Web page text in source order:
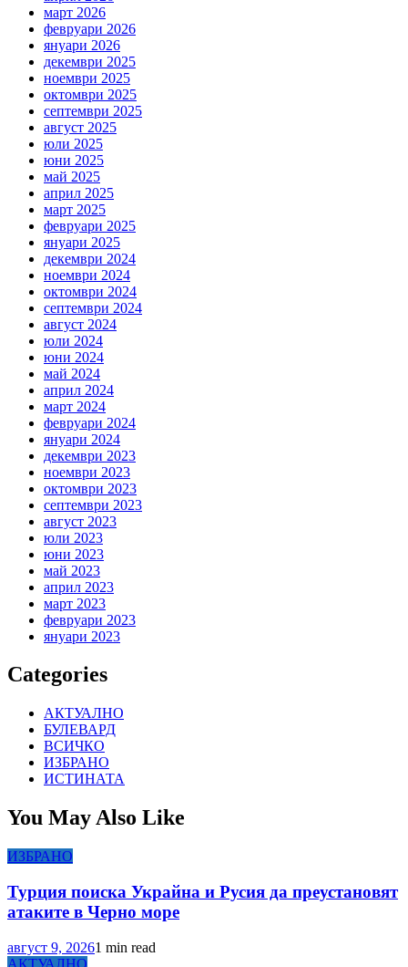
март 2026
февруари 2026
януари 2026
декември 2025
ноември 2025
октомври 2025
септември 2025
август 2025
юли 2025
юни 2025
май 2025
април 2025
март 2025
февруари 2025
януари 2025
декември 2024
ноември 2024
октомври 2024
септември 2024
август 2024
юли 2024
юни 2024
май 2024
април 2024
март 2024
февруари 2024
януари 2024
декември 2023
ноември 2023
октомври 2023
септември 2023
август 2023
юли 2023
юни 2023
май 2023
април 2023
март 2023
февруари 2023
януари 2023
Categories
АКТУАЛНО
БУЛЕВАРД
ВСИЧКО
ИЗБРАНО
ИСТИНАТА
You May Also Like
ИЗБРАНО
Турция поиска Украйна и Русия да преустановят
атаките в Черно море
август 9, 20261 min read
АКТУАЛНО